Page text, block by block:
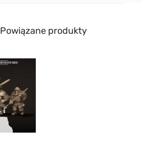
Powiązane produkty